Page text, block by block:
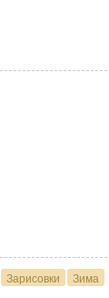
Зарисовки Зима